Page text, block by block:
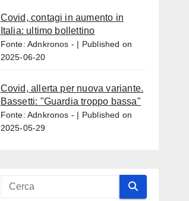
Covid, contagi in aumento in
Italia: ultimo bollettino
Fonte: Adnkronos -
Published on
2025-06-20
Covid, allerta per nuova variante.
Bassetti: "Guardia troppo bassa"
Fonte: Adnkronos -
Published on
2025-05-29